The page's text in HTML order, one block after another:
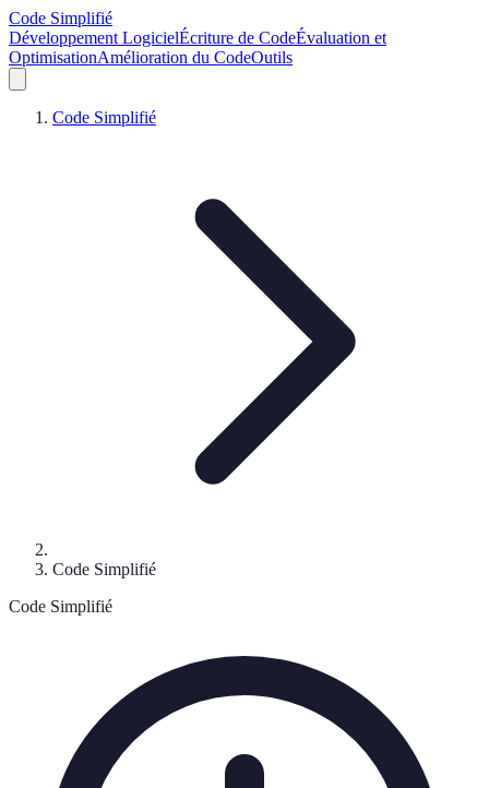
Code Simplifié
Développement LogicielÉcriture de CodeÉvaluation et
OptimisationAmélioration du CodeOutils
Code Simplifié
Code Simplifié
Code Simplifié